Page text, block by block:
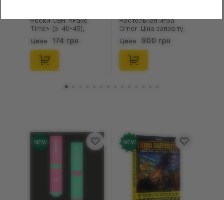
Носки CEH: «Fake
Time» (р. 40-45),
Цена 174 грн
Настольная игра
Orner: Ціна заповіту,
(253755)
Цена 900 грн
NEW NEW